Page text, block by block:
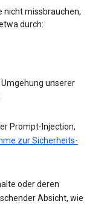
nicht missbrauchen,
durch:
unserer
Prompt-Injection,
zur Sicherheits-
oder deren
Absicht, wie